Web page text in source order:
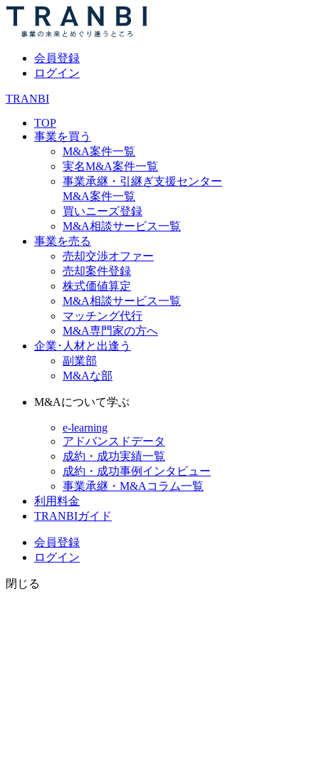
会員登録
ログイン
TRANBI
TOP
事業を買う
M&A案件一覧
実名M&A案件一覧
事業承継・引継ぎ支援センター
M&A案件一覧
買いニーズ登録
M&A相談サービス一覧
事業を売る
売却交渉オファー
売却案件登録
株式価値算定
M&A相談サービス一覧
マッチング代行
M&A専門家の方へ
企業･人材と出逢う
副業部
M&Aな部
M&Aについて学ぶ
e-learning
アドバンスドデータ
成約・成功実績一覧
成約・成功事例インタビュー
事業承継・M&Aコラム一覧
利用料金
TRANBIガイド
会員登録
ログイン
閉じる